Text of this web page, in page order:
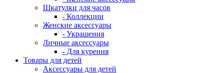
Шкатулки для часов
- Коллекции
Женские аксессуары
- Украшения
Личные аксессуары
- Для курения
Товары для детей
Аксессуары для детей